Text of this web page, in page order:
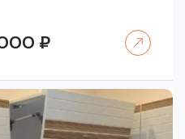
₽Текущая
000 ₽.